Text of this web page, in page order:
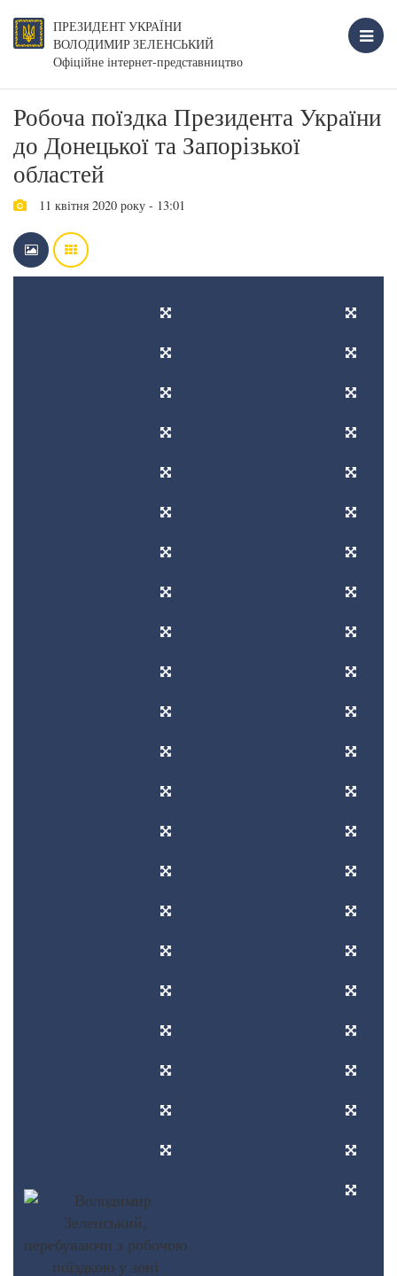
ПРЕЗИДЕНТ УКРАЇНИ
ВОЛОДИМИР ЗЕЛЕНСЬКИЙ
Офіційне інтернет-представництво
Робоча поїздка Президента України
до Донецької та Запорізької
областей
11 квітня 2020 року - 13:01